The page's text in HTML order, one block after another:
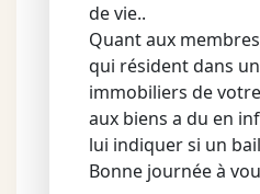
de vie..
Quant aux
qui résident dans
immobiliers de
aux biens a du en
lui indiquer si un
Bonne journée à